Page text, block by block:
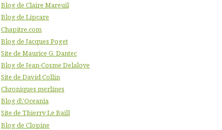
Blog de Claire Mareuil
Blog de Lipcare
Chapitre.com
Blog de Jacques Poget
Site de Maurice G. Dantec
Blog de Jean-Cosme Delaloye
Site de David Collin
Chroniques merlines
Blog d\'Oceania
Site de Thierry Le Baill
Blog de Clopine